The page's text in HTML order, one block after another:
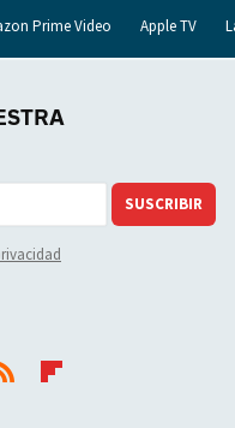
Prime Video Apple TV
SUSCRIBIR